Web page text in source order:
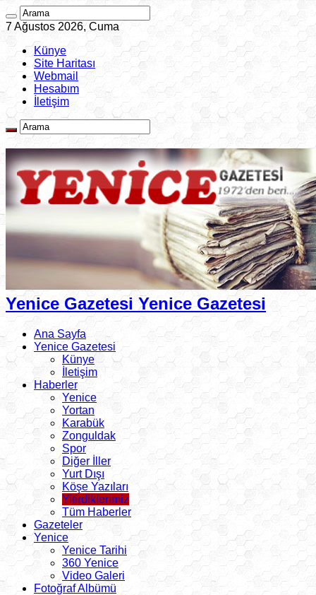
7 Ağustos 2026, Cuma
Künye
Site Haritası
Webmail
Hesabım
İletişim
Yenice Gazetesi Yenice Gazetesi
Ana Sayfa
Yenice Gazetesi
Künye
İletişim
Haberler
Yenice
Yortan
Karabük
Zonguldak
Spor
Diğer İller
Yurt Dışı
Köşe Yazıları
Yitirdiklerimiz
Tüm Haberler
Gazeteler
Yenice
Yenice Tarihi
360 Yenice
Video Galeri
Fotoğraf Albümü